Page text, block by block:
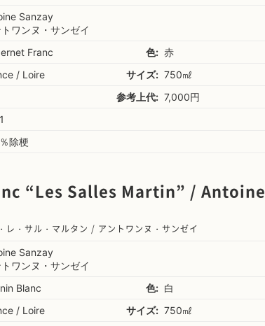
Sanzay
ワンヌ・サンゼイ
Franc 色: 赤
/ Loire サイズ: 750㎖
参考上代: 7,000円
除梗
“Les Salles Martin” / Antoine
レ・サル・マルタン / アントワンヌ・サンゼイ
Sanzay
ワンヌ・サンゼイ
Blanc 色: 白
/ Loire サイズ: 750㎖